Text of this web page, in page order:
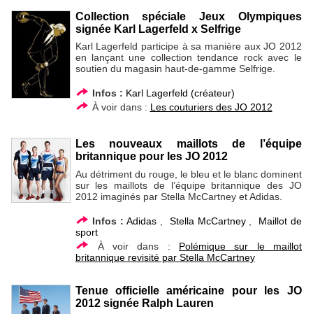
Collection spéciale Jeux Olympiques
signée Karl Lagerfeld x Selfrige
Karl Lagerfeld participe à sa manière aux JO 2012
en lançant une collection tendance rock avec le
soutien du magasin haut-de-gamme Selfrige.
Infos : Karl Lagerfeld (créateur)
À voir dans : Les couturiers des JO 2012
Les nouveaux maillots de l’équipe
britannique pour les JO 2012
Au détriment du rouge, le bleu et le blanc dominent
sur les maillots de l’équipe britannique des JO
2012 imaginés par Stella McCartney et Adidas.
Infos : Adidas Stella McCartney, Maillot de
sport
À voir dans : Polémique sur le maillot
britannique revisité par Stella McCartney
Tenue officielle américaine pour les JO
2012 signée Ralph Lauren